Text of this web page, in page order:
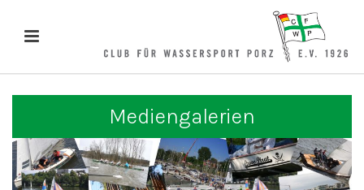
Mediengalerien